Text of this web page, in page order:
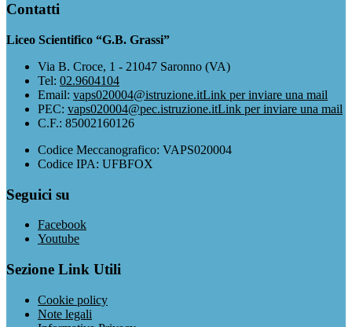
Contatti
Liceo Scientifico “G.B. Grassi”
Via B. Croce, 1 - 21047 Saronno (VA)
Tel: 02.9604104
Email: vaps020004@istruzione.itLink per inviare una mail
PEC: vaps020004@pec.istruzione.itLink per inviare una mail
C.F.: 85002160126
Codice Meccanografico: VAPS020004
Codice IPA: UFBFOX
Seguici su
Facebook
Youtube
Sezione Link Utili
Cookie policy
Note legali